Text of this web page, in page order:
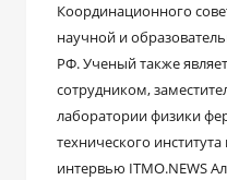
Координационного
научной и
РФ. Ученый также
сотрудником,
лаборатории физики
технического
интервью ITMO.NEWS